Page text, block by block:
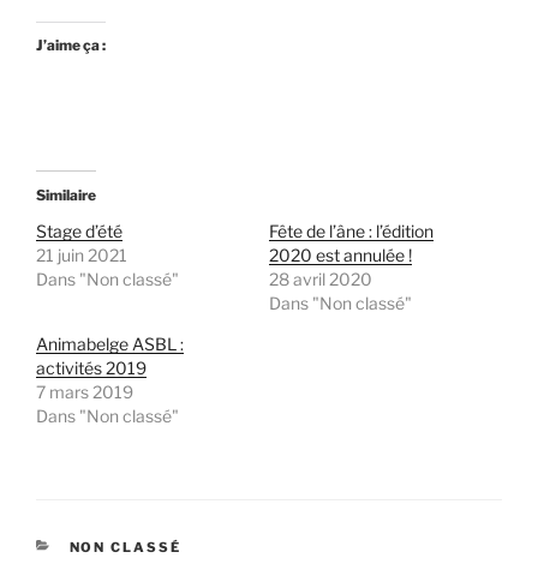
J’aime ça :
Similaire
Stage d’été
21 juin 2021
Dans "Non classé"
Fête de l’âne : l’édition
2020 est annulée !
28 avril 2020
Dans "Non classé"
Animabelge ASBL :
activités 2019
7 mars 2019
Dans "Non classé"
CATÉGORIES
NON CLASSÉ